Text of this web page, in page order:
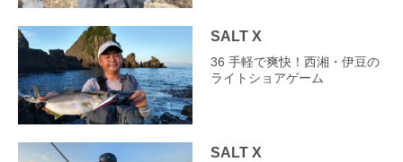
SALT X
36 手軽で爽快！西湘・伊豆の
ライトショアゲーム
SALT X